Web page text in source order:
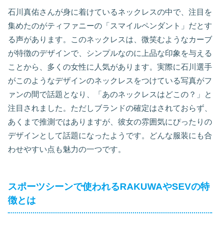
石川真佑さんが身に着けているネックレスの中で、注目を
集めたのがティファニーの「スマイルペンダント」だとす
る声があります。このネックレスは、微笑むようなカーブ
が特徴のデザインで、シンプルなのに上品な印象を与える
ことから、多くの女性に人気があります。実際に石川選手
がこのようなデザインのネックレスをつけている写真がフ
ァンの間で話題となり、「あのネックレスはどこの？」と
注目されました。ただしブランドの確定はされておらず、
あくまで推測ではありますが、彼女の雰囲気にぴったりの
デザインとして話題になったようです。どんな服装にも合
わせやすい点も魅力の一つです。
スポーツシーンで使われるRAKUWAやSEVの特
徴とは